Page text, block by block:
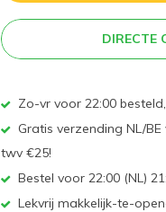
DIRECTE
Zo-vr voor 22:00
Gratis verzending NL/
twv €25!
Bestel voor 22:00 (NL)
Lekvrij makkelijk-te-